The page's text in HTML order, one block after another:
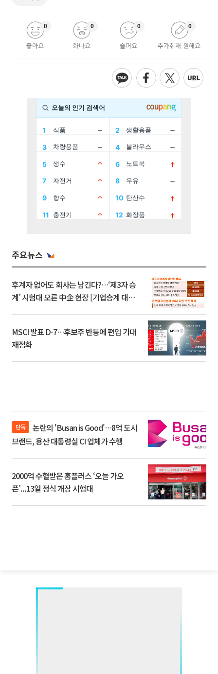
좋아요
0
화나요
0
슬퍼요
0
추가취재 원해요
0
주요뉴스
후계자 없어도 회사는 남긴다?…‘제3자 승
계’ 시험대 오른 中企 현장 [기업승계 대전
MSCI 발표 D-7…후보주 반등에 편입 기대
재점화
단독
브랜드, 용산 대통령실 CI 업체가 수행
2000억 수혈받은 홈플러스 ‘오늘 가오
픈’...13일 정식 개장 시험대